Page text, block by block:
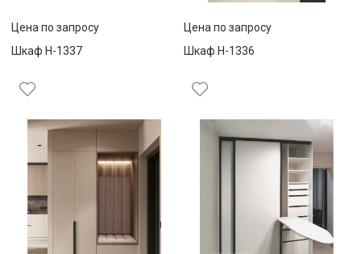
Цена по запросу
Шкаф Н-1337
Цена по запросу
Шкаф Н-1336